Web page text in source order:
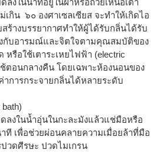
กิน ๖๐ องศาเซลเซียส จะทำให้เกิดไอ
ร้างบรรยากาศทำให้ผู้ได้รับกลิ่นได้รับ
กับอารมณ์และจิตใจตามคุณสมบัติของ
รือใช้เตาระเหยไฟฟ้า (electric
ตอนกลางคืน โดยเฉพาะห้องนอนของ
าการกระจายกลิ่นได้หลายระดับ
ลงในน้ำอุ่นในกะละมังแล้วแช่มือหรือ
ที เพื่อช่วยผ่อนคลายความเมื่อยล้าที่มือ
วดศีรษะ ปวดไมเกรน